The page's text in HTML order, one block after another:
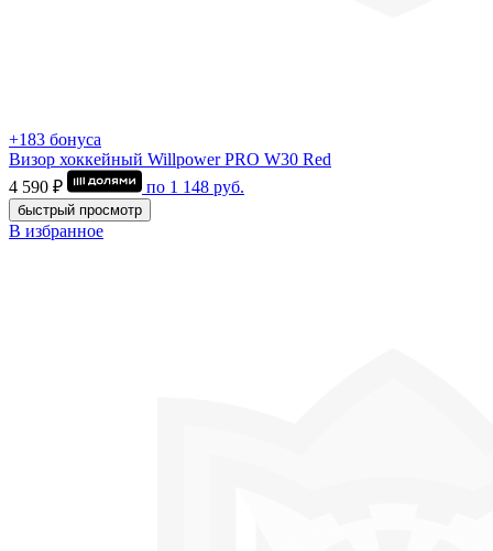
+183 бонуса
Визор хоккейный Willpower PRO W30 Red
4 590 ₽
по 1 148 руб.
быстрый просмотр
В избранное